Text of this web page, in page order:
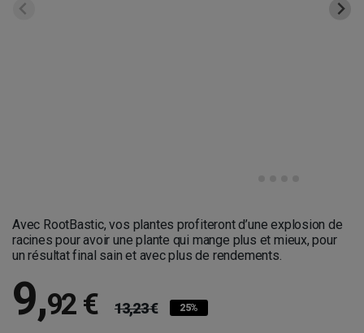
Avec RootBastic, vos plantes profiteront d’une explosion de
racines pour avoir une plante qui mange plus et mieux, pour
un résultat final sain et avec plus de rendements.
9,92 € 13,23 € 25%